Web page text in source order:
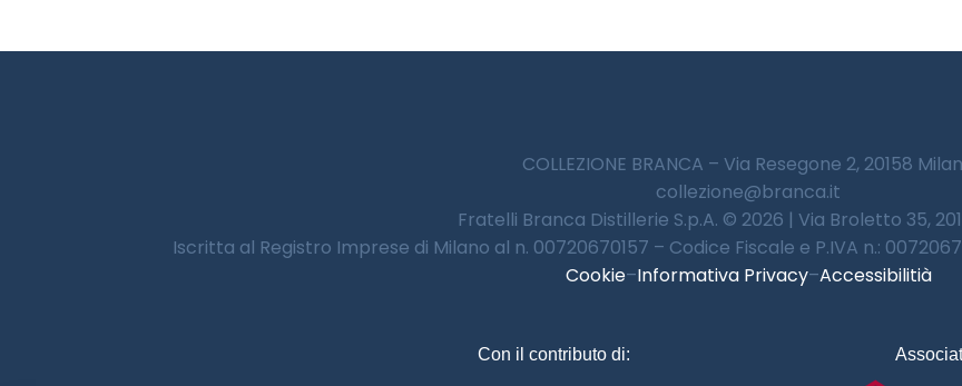
COLLEZIONE BRANCA – Via Resegone 2, 20158
collezione@branca.it
Fratelli Branca Distillerie S.p.A. © 2026 | Via Broletto 35,
Iscritta al Registro Imprese di Milano al n. 00720670157 – Codice Fiscale e P.IVA n.:
Cookie–Informativa Privacy–Accessibilitià
Con il contributo di: